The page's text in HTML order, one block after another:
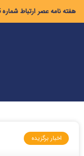
هفته نامه عصر ارتباط شماره 1145
اخبار برگزیده